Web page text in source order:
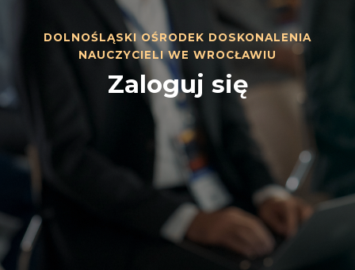
DOLNOŚLĄSKI OŚRODEK DOSKONALENIA
NAUCZYCIELI WE WROCŁAWIU
Zaloguj się